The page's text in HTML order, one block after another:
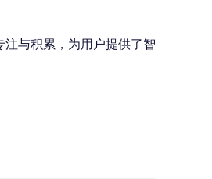
与积累，为用户提供了智